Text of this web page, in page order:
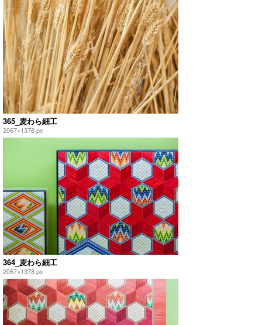
365_麦わら細工
2067×1378 px
364_麦わら細工
2067×1378 px